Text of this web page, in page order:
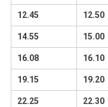
12.45 12.50
14.55 15.00
16.08 16.10
19.15 19.20
22.25 22.30